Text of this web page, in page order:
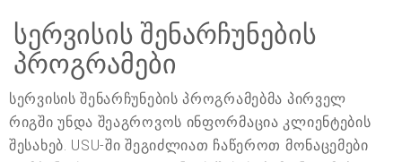
სერვისის შენარჩუნების
პროგრამები
სერვისის შენარჩუნების პროგრამებმა პირველ
რიგში უნდა შეაგროვოს ინფორმაცია კლიენტების
შესახებ. USU-ში შეგიძლიათ ჩაწეროთ მონაცემები